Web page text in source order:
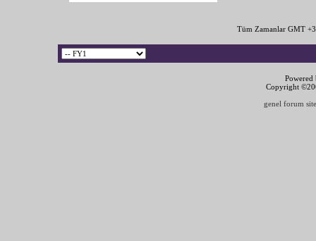
Tüm Zamanlar GMT
Copyright
genel forum